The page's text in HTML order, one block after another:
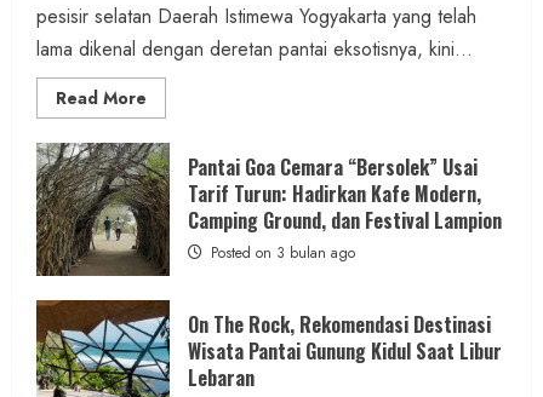
Berita KUA Semugih, DIY
Keutamaan Sholawat dan Kunci Hidup
Tenang Jadi Materi Utama Pengajian
Aparat Margosari
admin Posted on 22 jam ago
1 MIN READ
pesisir selatan Daerah Istimewa Yogyakarta yang telah
lama dikenal dengan deretan pantai eksotisnya, kini...
Read More
more
ON
THE
ROCK
Gunungkidul
Hadirkan
Konsep
Baru,
Padukan
Keindahan
Alam
dan
Wisata
Kekinian
Pantai Goa Cemara “Bersolek” Usai
Tarif Turun: Hadirkan Kafe Modern,
Camping Ground, dan Festival Lampion
Posted on 3 bulan ago
On The Rock, Rekomendasi Destinasi
Wisata Pantai Gunung Kidul Saat Libur
Lebaran